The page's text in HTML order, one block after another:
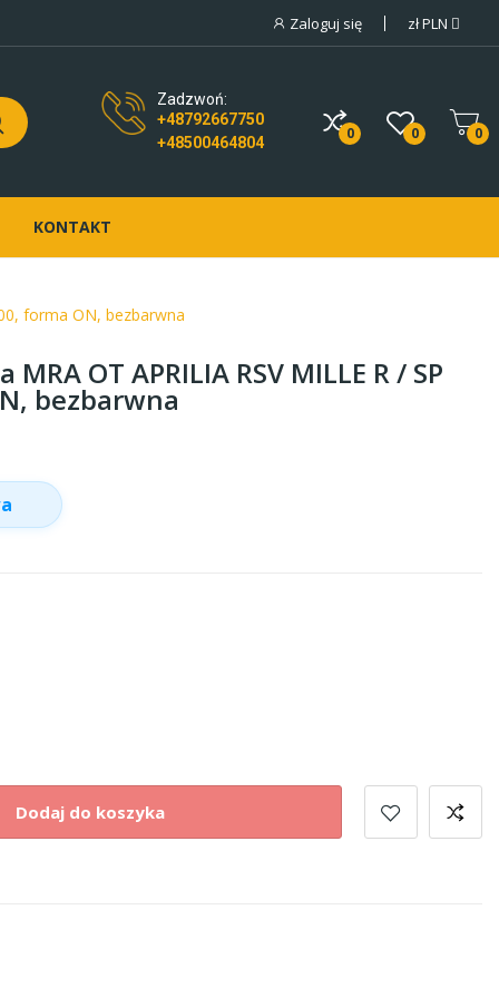
Zaloguj się złPLN
Zadzwoń:
+48792667750
+48500464804
0 0 0
KONTAKT
forma ON, bezbarwna
OT APRILIA RSV MILLE R / SP
bezbarwna
Dodaj do koszyka